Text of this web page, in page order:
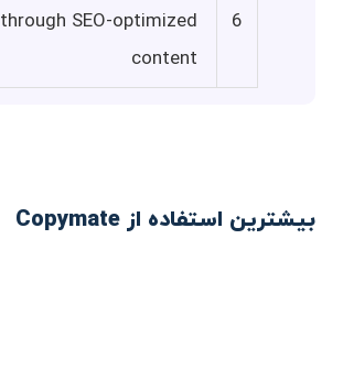
6
through SEO-optimized
content
بیشترین استفاده از Copymate